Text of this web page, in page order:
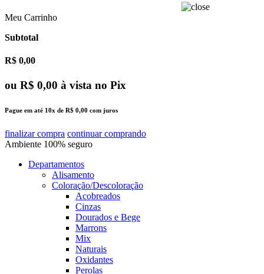
Meu Carrinho
Subtotal
R$ 0,00
ou R$ 0,00 à vista no Pix
Pague em até 10x de R$ 0,00 com juros
finalizar compra continuar comprando
Ambiente 100% seguro
Departamentos
Alisamento
Coloração/Descoloração
Acobreados
Cinzas
Dourados e Bege
Marrons
Mix
Naturais
Oxidantes
Perolas